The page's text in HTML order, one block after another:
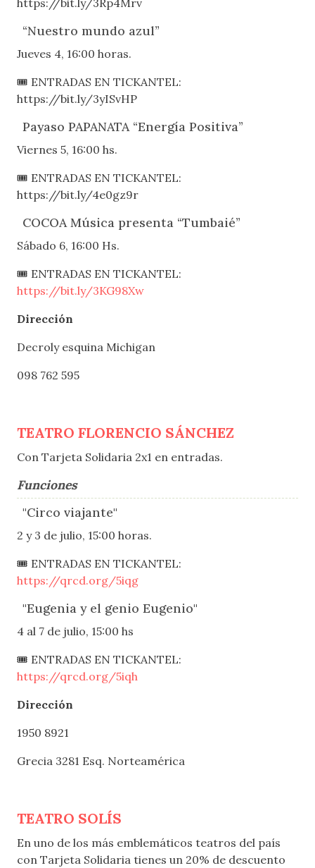
“Nuestro mundo azul”
Jueves 4, 16:00 horas.
🎟 ENTRADAS EN TICKANTEL:
https://bit.ly/3yISvHP
Payaso PAPANATA “Energía Positiva”
Viernes 5, 16:00 hs.
🎟 ENTRADAS EN TICKANTEL:
https://bit.ly/4e0gz9r
COCOA Música presenta “Tumbaié”
Sábado 6, 16:00 Hs.
🎟 ENTRADAS EN TICKANTEL:
https://bit.ly/3KG98Xw
Dirección
Decroly esquina Michigan
098 762 595
TEATRO FLORENCIO SÁNCHEZ
Con Tarjeta Solidaria 2x1 en entradas.
Funciones
"Circo viajante"
2 y 3 de julio, 15:00 horas.
🎟 ENTRADAS EN TICKANTEL:
https://qrcd.org/5iqg
"Eugenia y el genio Eugenio"
4 al 7 de julio, 15:00 hs
🎟 ENTRADAS EN TICKANTEL:
https://qrcd.org/5iqh
Dirección
1950 8921
Grecia 3281 Esq. Norteamérica
TEATRO SOLÍS
En uno de los más emblemáticos teatros del país
con Tarjeta Solidaria tienes un 20% de descuento